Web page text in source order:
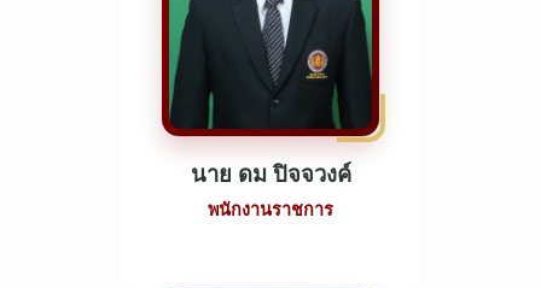
นาย ดม ปิจจวงค์
พนักงานราชการ